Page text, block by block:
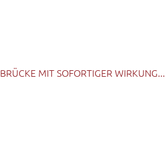
BRÜCKE MIT SOFORTIGER WIRKUNG...